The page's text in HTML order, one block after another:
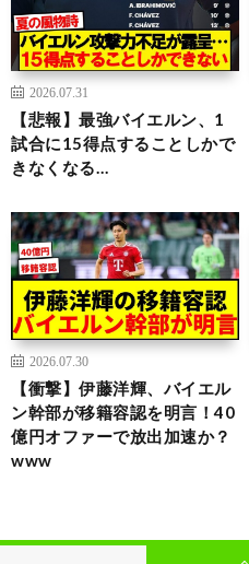
2026.07.31
【悲報】最強バイエルン、1
試合に15得点することしかで
きなくなる…
2026.07.30
【衝撃】伊藤洋輝、バイエル
ン幹部が移籍容認を明言！40
億円オファーで放出加速か？
www